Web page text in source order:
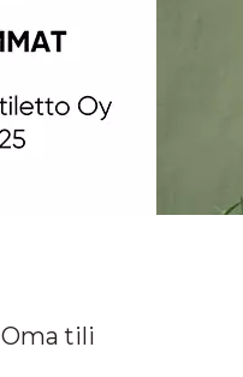
Oma tili